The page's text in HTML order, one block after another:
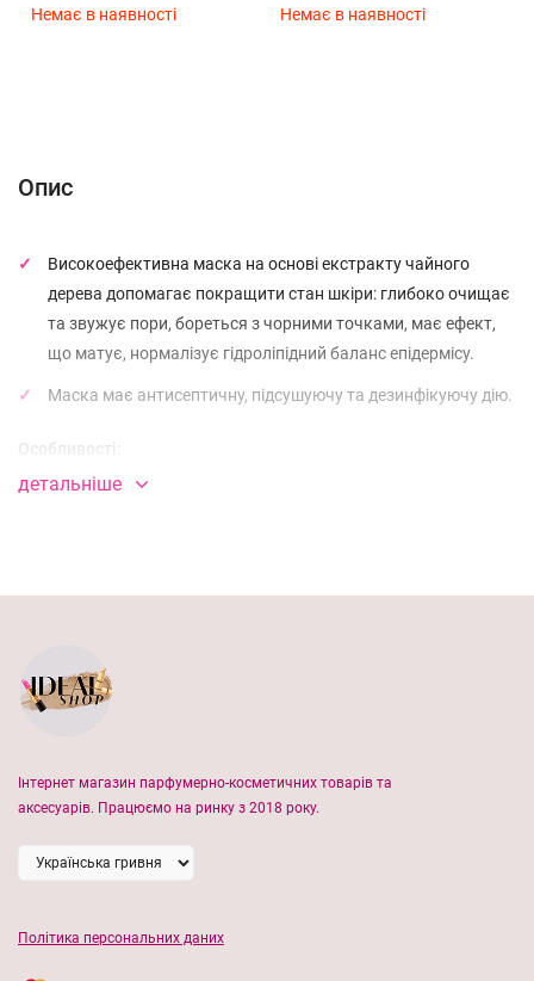
Немає в наявності Немає в наявності
Опис
Високоефективна маска на основі екстракту чайного
дерева допомагає покращити стан шкіри: глибоко очищає
та звужує пори, бореться з чорними точками, має ефект,
що матує, нормалізує гідроліпідний баланс епідермісу.
Маска має антисептичну, підсушуючу та дезинфікуючу дію.
Особливості:
пом'якшує і розгладжує тканини;
забезпечує тонізувальну дію;
має антисептичні властивості;
хвилин.
детальніше
Інтернет магазин парфумерно-косметичних товарів та
аксесуарів. Працюємо на ринку з 2018 року.
Політика персональних даних